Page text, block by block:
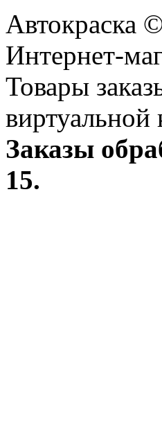
Автокраска
Интернет-
Товары
виртуальной
Заказы
15.